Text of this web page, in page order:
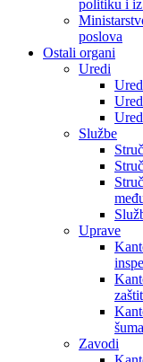
politiku i
poslova
Ostali organi
Uredi
Službe
Uprave
Zavodi